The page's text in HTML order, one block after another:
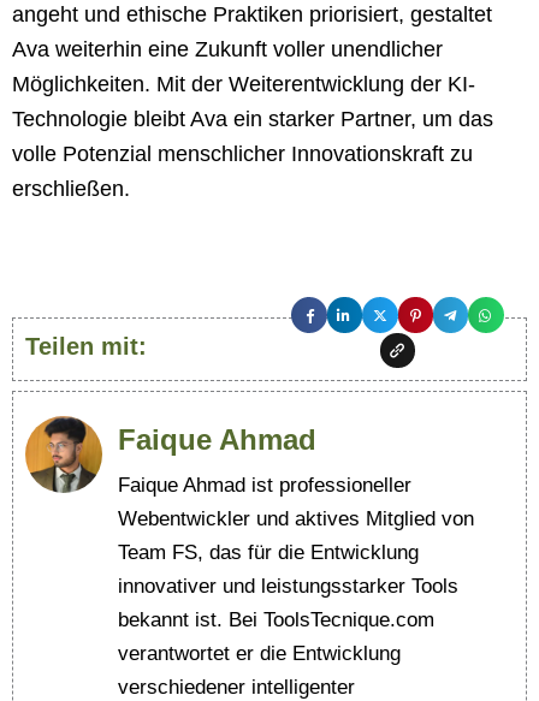
angeht und ethische Praktiken priorisiert, gestaltet
Ava weiterhin eine Zukunft voller unendlicher
Möglichkeiten. Mit der Weiterentwicklung der KI-
Technologie bleibt Ava ein starker Partner, um das
volle Potenzial menschlicher Innovationskraft zu
erschließen.
Teilen mit:
Faique Ahmad
Faique Ahmad ist professioneller
Webentwickler und aktives Mitglied von
Team FS, das für die Entwicklung
innovativer und leistungsstarker Tools
bekannt ist. Bei ToolsTecnique.com
verantwortet er die Entwicklung
verschiedener intelligenter